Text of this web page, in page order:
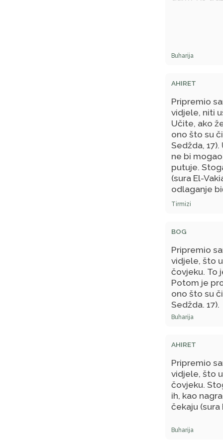
Buharija
AHIRET
Pripremio
vidjele, niti
Učite, ako
ono što su
Sedžda,
ne bi
putuje.
(sura El-
odlaganje
što je na
naslađivanje
Tirmizi
BOG
Pripremio
vidjele, što
čovjeku. To
Potom je
ono što su
Sedžda, 17).
Buharija
AHIRET
Pripremio
vidjele, što
čovjeku.
ih, kao
čekaju (sura
Buharija